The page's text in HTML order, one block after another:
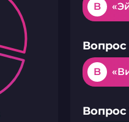
B
Вопрос
B
Вопрос